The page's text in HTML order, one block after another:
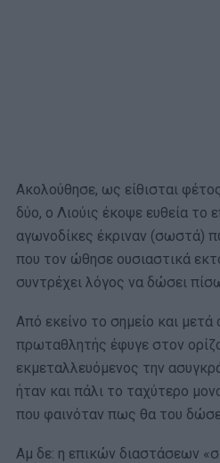
Ακολούθησε, ως είθισται
δύο, ο Λιούις έκοψε ευθεία το
αγωνοδίκες έκριναν (σωστά)
που τον ώθησε ουσιαστικά
συντρέχει λόγος να δώσει
Από εκείνο το σημείο και
πρωταθλητής έφυγε στον
εκμεταλλευόμενος την
ήταν και πάλι το ταχύτερο
που φαινόταν πως θα του
Αμ δε: η επικών διαστάσεων